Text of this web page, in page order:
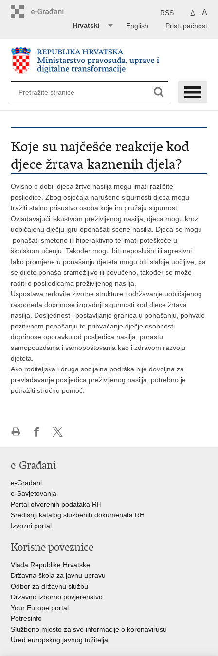
A A
RSS
Pristupačnost
English
Hrvatski
Koje su najčešće reakcije kod
djece žrtava kaznenih djela?
Ovisno o dobi, djeca žrtve nasilja mogu imati različite
posljedice. Zbog osjećaja narušene sigurnosti djeca mogu
tražiti stalno prisustvo osoba koje im pružaju sigurnost.
Ovladavajući iskustvom preživljenog nasilja, djeca mogu kroz
uobičajenu dječju igru oponašati scene nasilja. Djeca se mogu
ponašati smeteno ili hiperaktivno te imati poteškoće u
školskom učenju. Također mogu biti neposlušni ili agresivni.
Iako promjene u ponašanju djeteta mogu biti slabije uočljive, pa
se dijete ponaša sramežljivo ili povučeno, također se može
raditi o posljedicama preživljenog nasilja.
Uspostava redovite životne strukture i održavanje uobičajenog
rasporeda doprinose izgradnji sigurnosti kod djece žrtava
nasilja. Dosljednost i postavljanje granica u ponašanju, pohvale
pozitivnom ponašanju te prihvaćanje dječje osobnosti
doprinose oporavku od posljedica nasilja, porastu
samopouzdanja i samopoštovanja kao i zdravom razvoju
djeteta.
Ako roditeljska i druga socijalna podrška nije dovoljna za
prevladavanje posljedica preživljenog nasilja, potrebno je
potražiti stručnu pomoć.
FacebookuTwitteru
e-Građani
e-Građani
e-Savjetovanja
Portal otvorenih podataka RH
Središnji katalog službenih dokumenata RH
Izvozni portal
Korisne poveznice
Vlada Republike Hrvatske
Državna škola za javnu upravu
Odbor za državnu službu
Državno izborno povjerenstvo
Your Europe portal
Potresinfo
Službeno mjesto za sve informacije o koronavirusu
Ured europskog javnog tužitelja